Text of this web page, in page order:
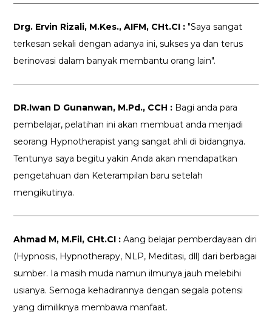
Drg. Ervin Rizali, M.Kes., AIFM, CHt.CI : "Saya sangat
terkesan sekali dengan adanya ini, sukses ya dan terus
berinovasi dalam banyak membantu orang lain".
DR.Iwan D Gunanwan, M.Pd., CCH : Bagi anda para
pembelajar, pelatihan ini akan membuat anda menjadi
seorang Hypnotherapist yang sangat ahli di bidangnya.
Tentunya saya begitu yakin Anda akan mendapatkan
pengetahuan dan Keterampilan baru setelah
mengikutinya.
Ahmad M, M.Fil, CHt.CI : Aang belajar pemberdayaan diri
(Hypnosis, Hypnotherapy, NLP, Meditasi, dll) dari berbagai
sumber. Ia masih muda namun ilmunya jauh melebihi
usianya. Semoga kehadirannya dengan segala potensi
yang dimiliknya membawa manfaat.